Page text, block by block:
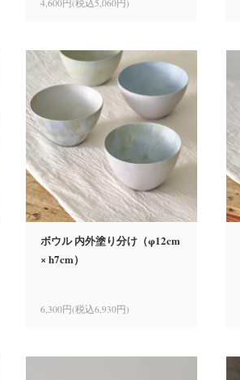
4,600円(税込5,060円)
ボウル 内外塗り分け（φ12cm
× h7cm）
6,300円(税込6,930円)